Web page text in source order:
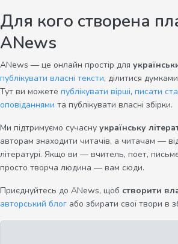
Для кого створена
ANews
ANews — це онлайн простір для
публікувати власні тексти, ділитися
Тут ви можете публікувати вірші, писати
оповіданнями та публікувати власні збірки.
Ми підтримуємо сучасну українську
авторам знаходити читачів, а читачам —
літературі. Якщо ви — вчитель, поет,
просто творча людина — вам сюди.
Приєднуйтесь до ANews, щоб створити
авторський блог або збирати свої твори в